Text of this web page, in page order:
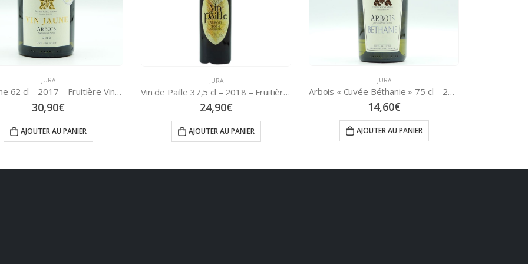
JURA
Vin de Paille 37,5 cl – 2018 – Fruitière Vinicole d’Arbois
24,90€
AJOUTER AU PANIER
JURA
Arbois « Cuvée Béthanie » 75 cl – 2020 – Fruitière Vinicole d’Arbois
14,60€
AJOUTER AU PANIER
JURA
Macvin du Jura « Caveau des Jacobins » 75 cl – Fruitière Vinicole d’Arbois
18,90€
LIRE LA SUITE